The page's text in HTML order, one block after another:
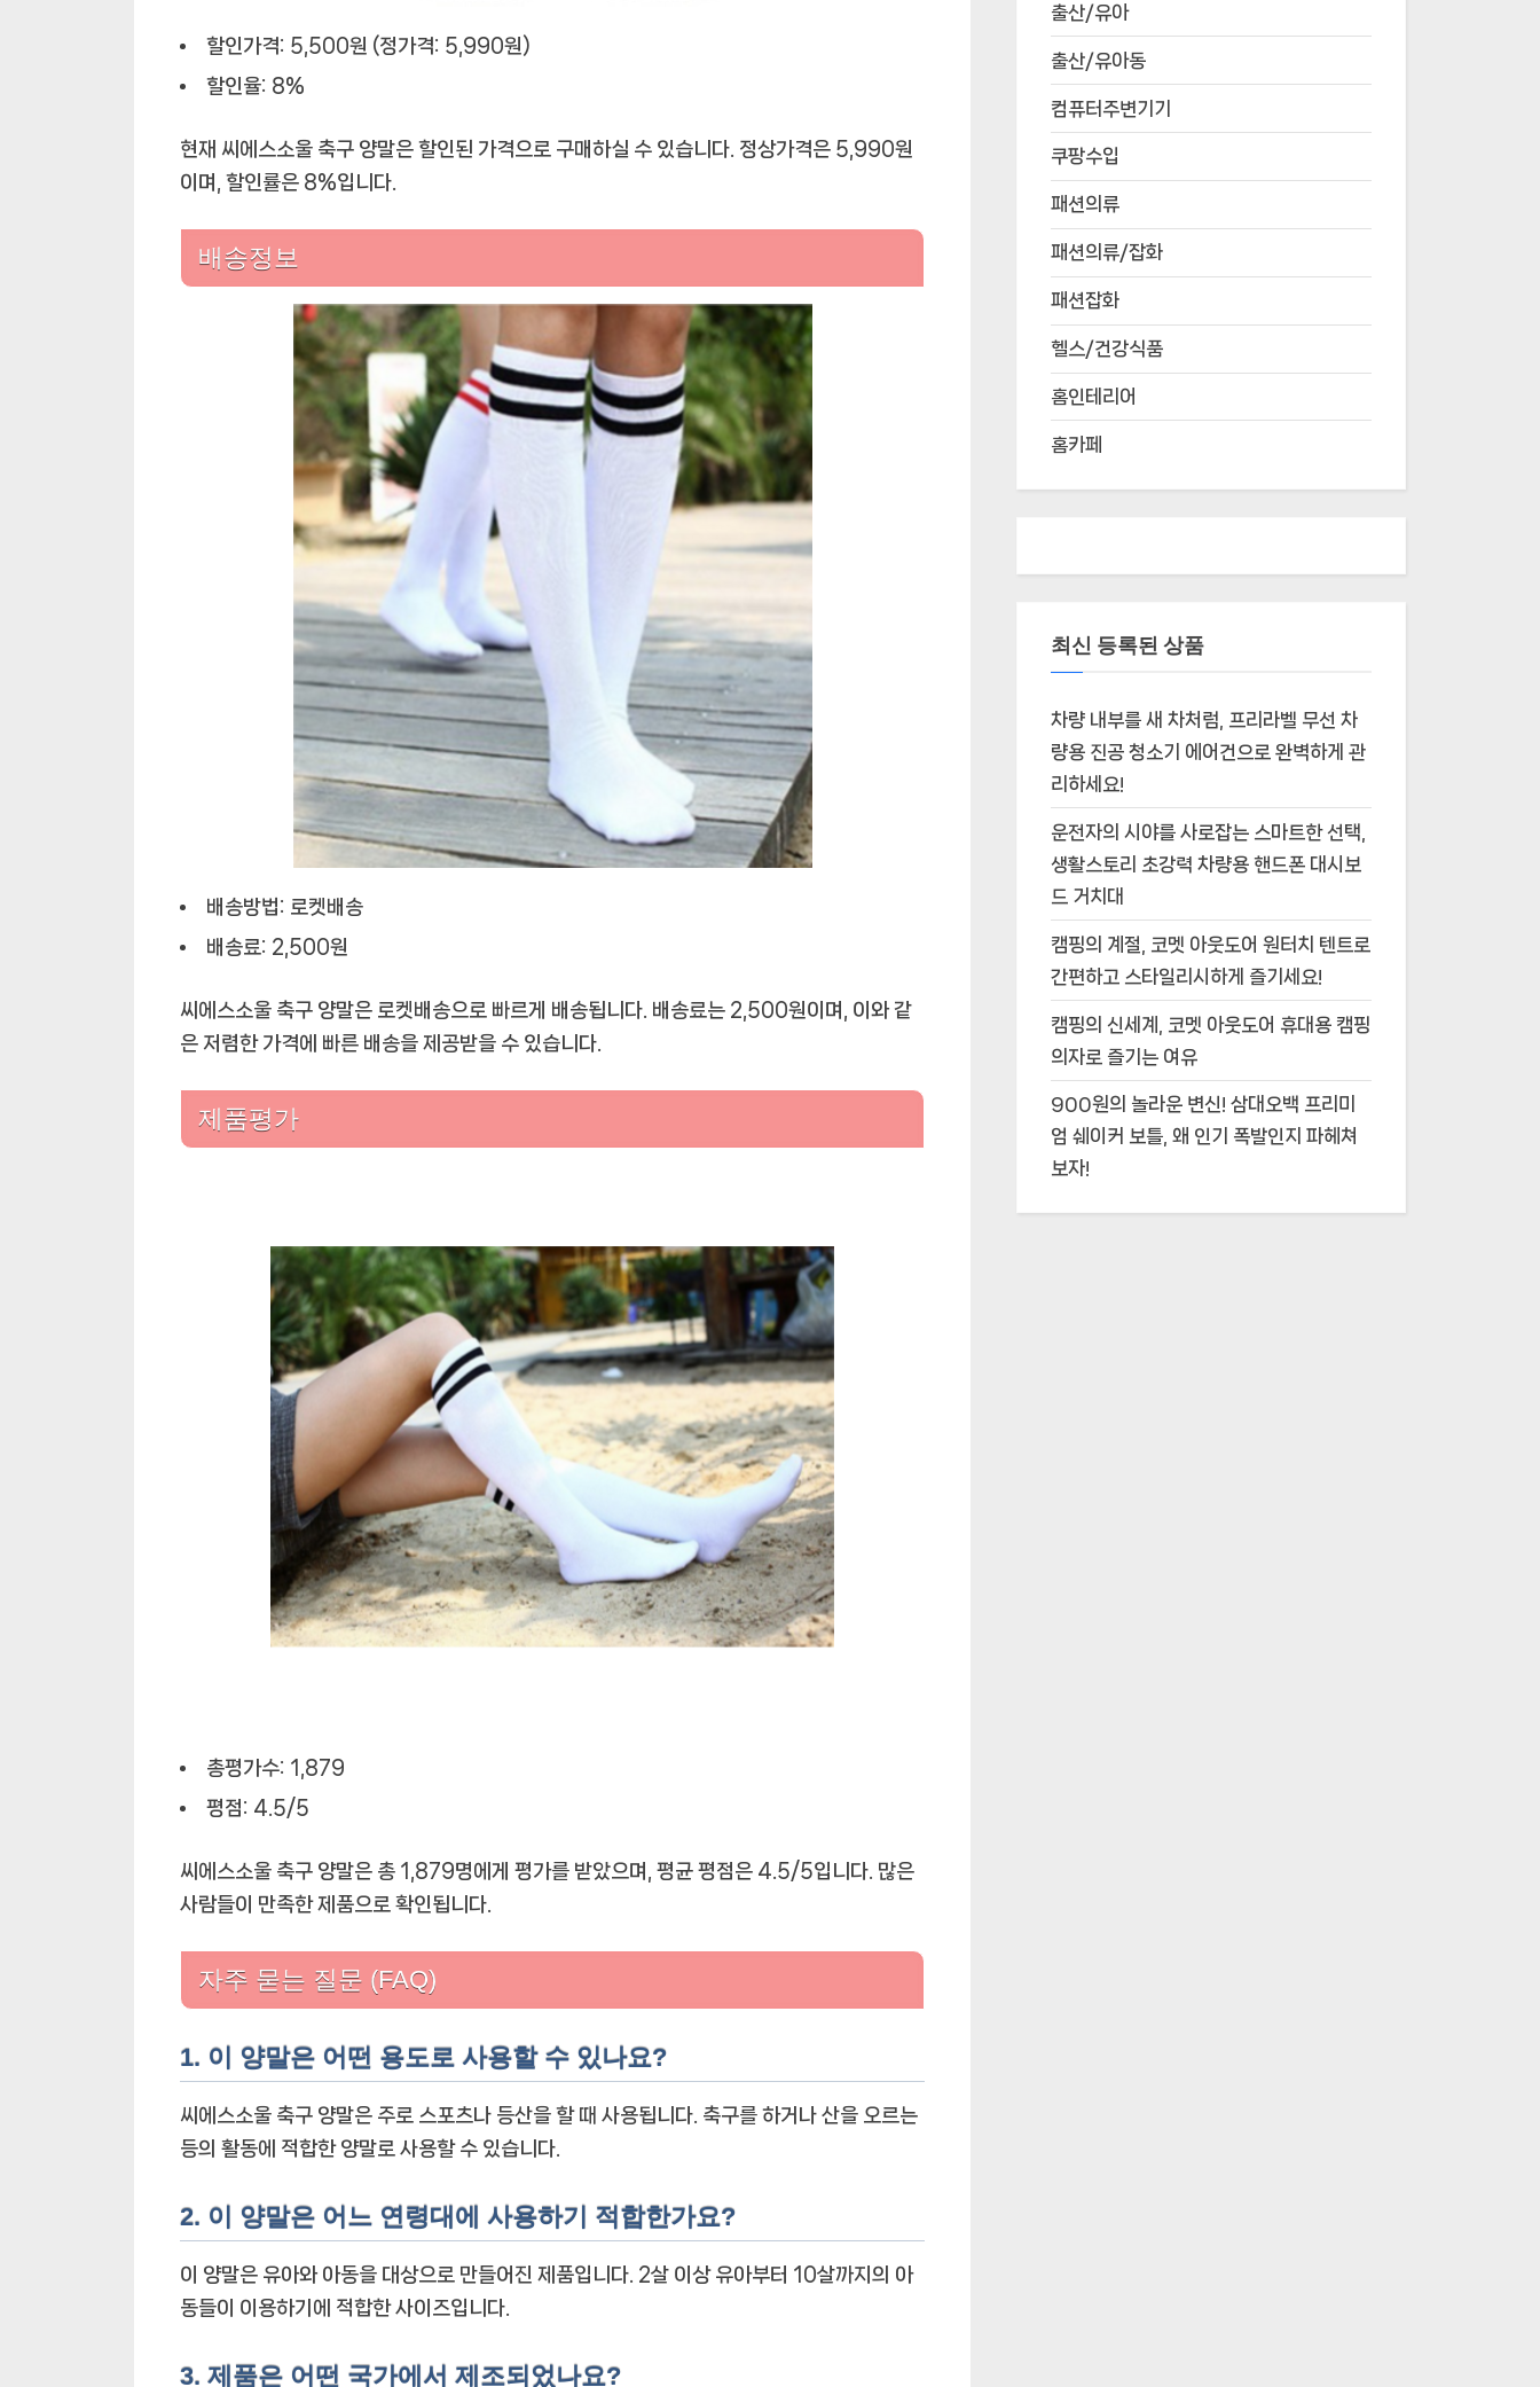
할인가격: 5,500원 (정가격: 5,990원)
할인율: 8%
현재 씨에스소울 축구 양말은 할인된 가격으로 구매하실 수 있습니다. 정상가격은 5,990원
이며, 할인률은 8%입니다.
배송정보
배송방법: 로켓배송
배송료: 2,500원
씨에스소울 축구 양말은 로켓배송으로 빠르게 배송됩니다. 배송료는 2,500원이며, 이와 같
은 저렴한 가격에 빠른 배송을 제공받을 수 있습니다.
제품평가
총평가수: 1,879
평점: 4.5/5
씨에스소울 축구 양말은 총 1,879명에게 평가를 받았으며, 평균 평점은 4.5/5입니다. 많은
사람들이 만족한 제품으로 확인됩니다.
자주 묻는 질문 (FAQ)
1. 이 양말은 어떤 용도로 사용할 수 있나요?
씨에스소울 축구 양말은 주로 스포츠나 등산을 할 때 사용됩니다. 축구를 하거나 산을 오르는
등의 활동에 적합한 양말로 사용할 수 있습니다.
2. 이 양말은 어느 연령대에 사용하기 적합한가요?
이 양말은 유아와 아동을 대상으로 만들어진 제품입니다. 2살 이상 유아부터 10살까지의 아
동들이 이용하기에 적합한 사이즈입니다.
3. 제품은 어떤 국가에서 제조되었나요?
출산/유아
출산/유아동
컴퓨터주변기기
쿠팡수입
패션의류
패션의류/잡화
패션잡화
헬스/건강식품
홈인테리어
홈카페
최신 등록된 상품
차량 내부를 새 차처럼, 프리라벨 무선 차
량용 진공 청소기 에어건으로 완벽하게 관
리하세요!
운전자의 시야를 사로잡는 스마트한 선택,
생활스토리 초강력 차량용 핸드폰 대시보
드 거치대
캠핑의 계절, 코멧 아웃도어 원터치 텐트로
간편하고 스타일리시하게 즐기세요!
캠핑의 신세계, 코멧 아웃도어 휴대용 캠핑
의자로 즐기는 여유
900원의 놀라운 변신! 삼대오백 프리미
엄 쉐이커 보틀, 왜 인기 폭발인지 파헤쳐
보자!